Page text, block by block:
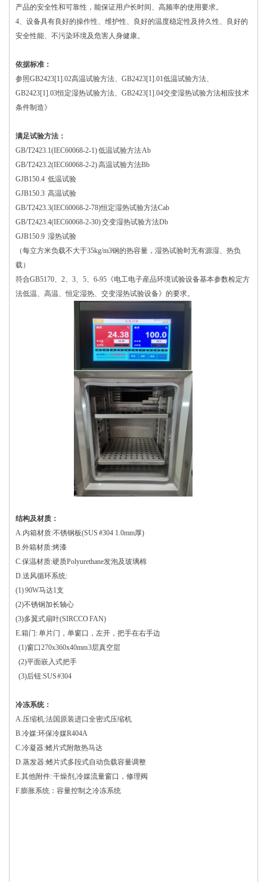
产品的安全性和可靠性，能保证用户长时间、高频率的使用要求。
4、设备具有良好的操作性、维护性、良好的温度稳定性及持久性、良好的
安全性能、不污染环境及危害人身健康。
依据标准：
参照GB2423[1].02高温试验方法、GB2423[1].01低温试验方法、
GB2423[1].03恒定湿热试验方法、GB2423[1].04交变湿热试验方法相应技术
条件制造》
满足试验方法：
GB/T2423.1(IEC60068-2-1) 低温试验方法 Ab
GB/T2423.2(IEC60068-2-2) 高温试验方法Bb
GJB150.4 低温试验
GJB150.3 高温试验
GB/T2423.3(IEC60068-2-78)恒定湿热试验方法Cab
GB/T2423.4(IEC60068-2-30) 交变湿热试验方法Db
GJB150.9 湿热试验
（每立方米负载不大于35kg/m3钢的热容量，湿热试验时无有源湿、热负
载）
符合GB5170、2、3、5、6-95《电工电子産品环境试验设备基本参数检定方
法低温、高温、恒定湿热、交变湿热试验设备》的要求。
结构及材质：
A.内箱材质:不锈钢板(SUS #304 1.0mm厚)
B.外箱材质:烤漆
C.保温材质:硬质Polyurethane发泡及玻璃棉
D.送风循环系统:
(1) 90W马达1支
(2)不锈钢加长轴心
(3)多翼式扇叶(SIRCCO FAN)
E.箱门: 单片门，单窗口，左开，把手在右手边
(1)窗口270x360x40mm 3层真空层
(2)平面嵌入式把手
(3)后钮:SUS #304
冷冻系统：
A.压缩机:法国原装进口全密式压缩机
B.冷媒:环保冷媒R404A
C.冷凝器:鳍片式附散热马达
D.蒸发器:鳍片式多段式自动负载容量调整
E.其他附件: 干燥剂,冷媒流量窗口，修理阀
F.膨胀系统：容量控制之冷冻系统